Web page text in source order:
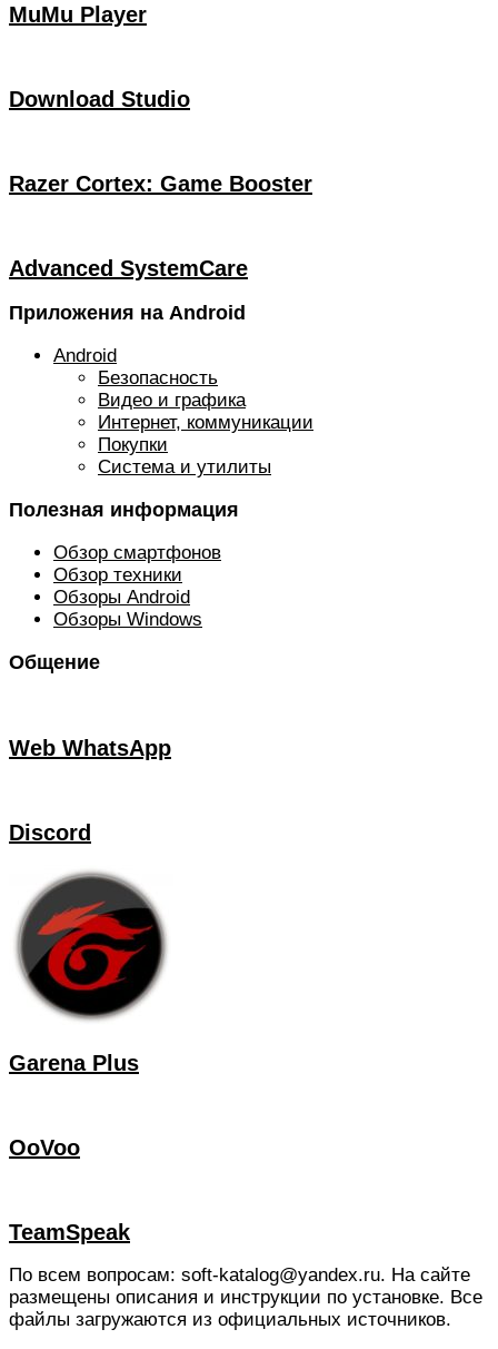
MuMu Player
Download Studio
Razer Cortex: Game Booster
Advanced SystemCare
Приложения на Android
Android
Безопасность
Видео и графика
Интернет, коммуникации
Покупки
Система и утилиты
Полезная информация
Обзор смартфонов
Обзор техники
Обзоры Android
Обзоры Windows
Общение
Web WhatsApp
Discord
Garena Plus
OoVoo
TeamSpeak
По всем вопросам: soft-katalog@yandex.ru. На сайте
размещены описания и инструкции по установке. Все
файлы загружаются из официальных источников.